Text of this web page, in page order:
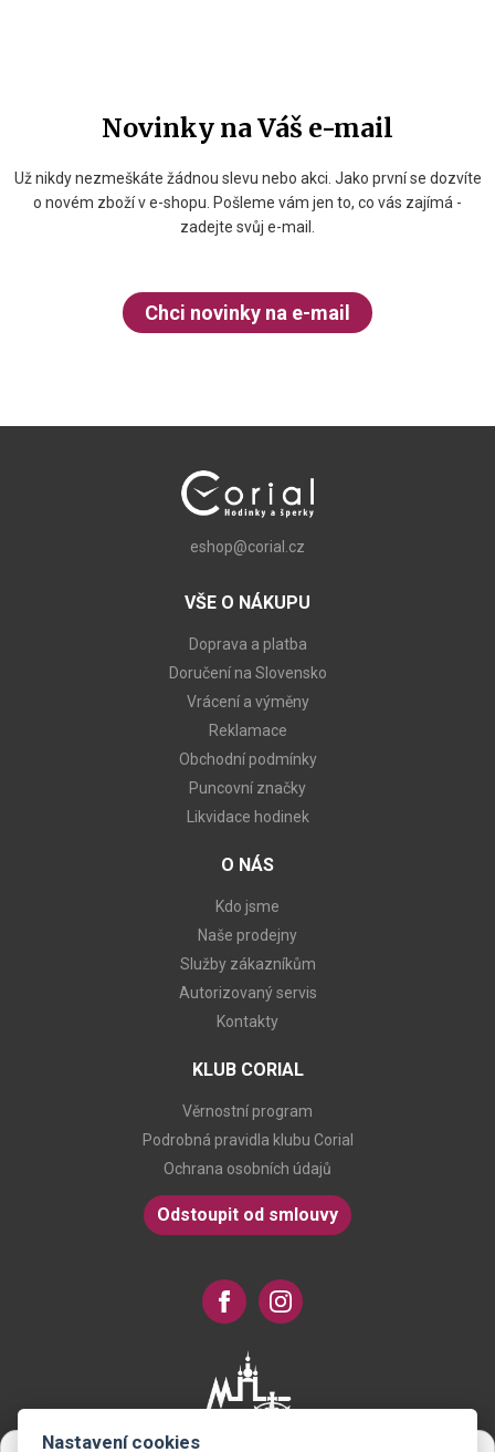
Novinky na Váš e-mail
Už nikdy nezmeškáte žádnou slevu nebo akci. Jako první se dozvíte
o novém zboží v e-shopu. Pošleme vám jen to, co vás zajímá -
zadejte svůj e-mail.
Chci novinky na e-mail
eshop@corial.cz
VŠE O NÁKUPU
Doprava a platba
Doručení na Slovensko
Vrácení a výměny
Reklamace
Obchodní podmínky
Puncovní značky
Likvidace hodinek
O NÁS
Kdo jsme
Naše prodejny
Služby zákazníkům
Autorizovaný servis
Kontakty
KLUB CORIAL
Věrnostní program
Podrobná pravidla klubu Corial
Ochrana osobních údajů
Odstoupit od smlouvy
Nastavení cookies